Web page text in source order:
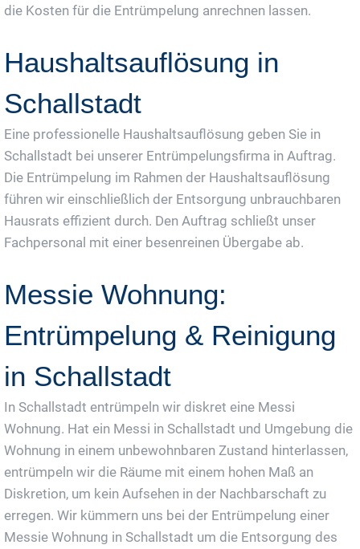
die Kosten für die Entrümpelung anrechnen lassen.
Haushaltsauflösung in
Schallstadt
Eine professionelle Haushaltsauflösung geben Sie in
Schallstadt bei unserer Entrümpelungsfirma in Auftrag.
Die Entrümpelung im Rahmen der Haushaltsauflösung
führen wir einschließlich der Entsorgung unbrauchbaren
Hausrats effizient durch. Den Auftrag schließt unser
Fachpersonal mit einer besenreinen Übergabe ab.
Messie Wohnung:
Entrümpelung & Reinigung
in Schallstadt
In Schallstadt entrümpeln wir diskret eine Messi
Wohnung. Hat ein Messi in Schallstadt und Umgebung die
Wohnung in einem unbewohnbaren Zustand hinterlassen,
entrümpeln wir die Räume mit einem hohen Maß an
Diskretion, um kein Aufsehen in der Nachbarschaft zu
erregen. Wir kümmern uns bei der Entrümpelung einer
Messie Wohnung in Schallstadt um die Entsorgung des